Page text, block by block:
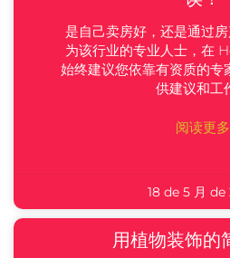
是自己卖房好，还是通过
为该行业的专业人士，在
始终建议您依靠有资质的专
供建议和工
阅读更多
18 de 5 月 de
用植物装饰的